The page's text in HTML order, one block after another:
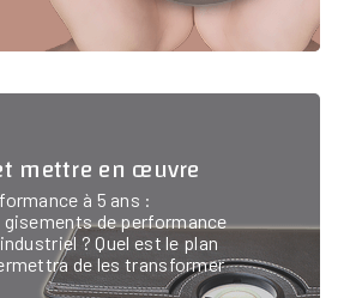
mettre en œuvre
à 5 ans :
gisements de performance
? Quel est le plan
de les transformer